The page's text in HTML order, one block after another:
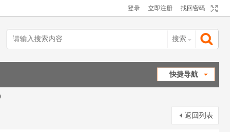
登录 立即注册 找回密码
搜索
快捷导航
返回列表